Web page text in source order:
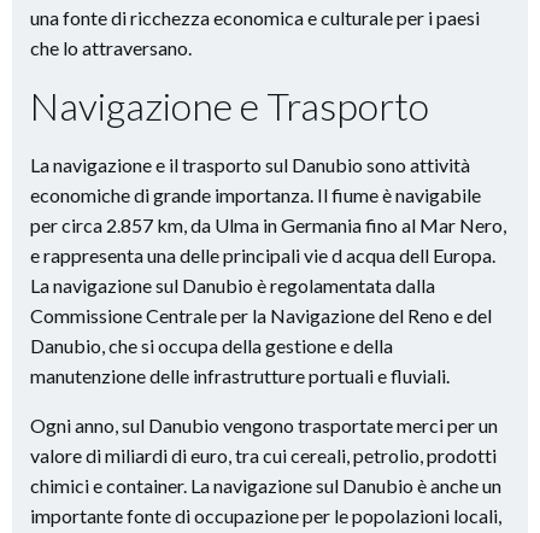
una fonte di ricchezza economica e culturale per i paesi
che lo attraversano.
Navigazione e Trasporto
La navigazione e il trasporto sul Danubio sono attività
economiche di grande importanza. Il fiume è navigabile
per circa 2.857 km, da Ulma in Germania fino al Mar Nero,
e rappresenta una delle principali vie d acqua dell Europa.
La navigazione sul Danubio è regolamentata dalla
Commissione Centrale per la Navigazione del Reno e del
Danubio, che si occupa della gestione e della
manutenzione delle infrastrutture portuali e fluviali.
Ogni anno, sul Danubio vengono trasportate merci per un
valore di miliardi di euro, tra cui cereali, petrolio, prodotti
chimici e container. La navigazione sul Danubio è anche un
importante fonte di occupazione per le popolazioni locali,